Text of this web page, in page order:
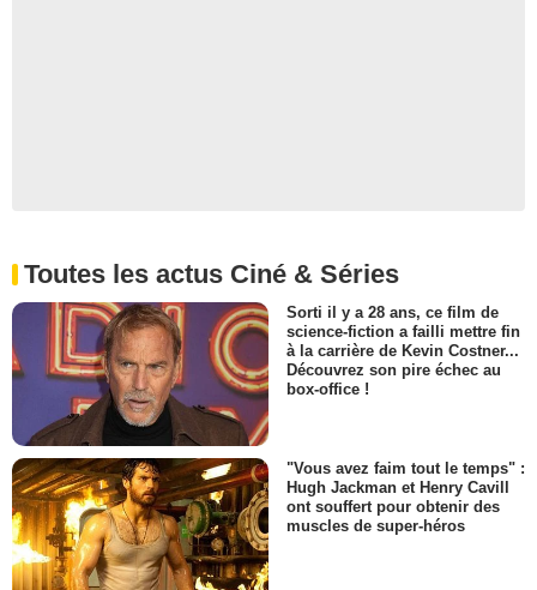
Toutes les actus Ciné & Séries
Sorti il y a 28 ans, ce film de
science-fiction a failli mettre fin
à la carrière de Kevin Costner...
Découvrez son pire échec au
box-office !
"Vous avez faim tout le temps" :
Hugh Jackman et Henry Cavill
ont souffert pour obtenir des
muscles de super-héros